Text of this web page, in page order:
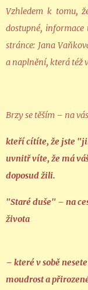
Vzhledem k tomu,
dostupné,
stránce: Jana
a naplnění, která též
Brzy se těším – na
kteří cítíte, že jste
uvnitř víte, že má
doposud žili.
"Staré duše" – na
života
– které v sobě
moudrost a